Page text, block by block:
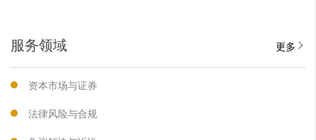
服务领域 更多
资本市场与证券
法律风险与合规